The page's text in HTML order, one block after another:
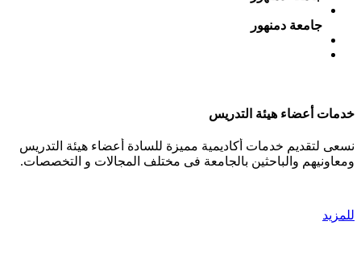
جامعة دمنهور
خدمات أعضاء هيئة التدريس
نسعى لتقديم خدمات أكاديمية مميزة للسادة أعضاء هيئة التدريس
ومعاونيهم والباحثين بالجامعة فى مختلف المجالات و التخصصات.
للمزيد